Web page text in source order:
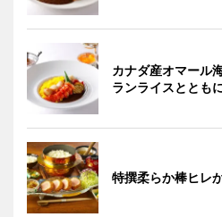
カナダ産オマール
ランライスととも
特撰柔らか棒ヒレ